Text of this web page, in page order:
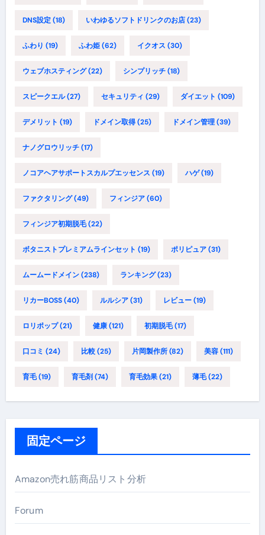
DNS設定(18) いわゆるソフトドリンクのお店(23)
ふわり (19) ふわ姫(62) イクオス (30)
ウェブホスティング(22) シンプリッチ(18)
スピークエル(27) セキュリティ (29) ダイエット (109)
デメリット (19) ドメイン取得(25) ドメイン管理(39)
ナノグロウリッチ(17)
ノコアヘアサポートスカルプエッセンス (19) ハゲ(19)
ファクタリング(49) フィンジア(60)
フィンジア初期脱毛(22)
ボタニストプレミアムラインセット (19) ポリピュア(31)
ムームードメイン(238) ランキング(23)
リカーBOSS(40) ルルシア(31) レビュー(19)
ロリポップ(21) 健康(121) 初期脱毛(17)
口コミ (24) 比較(25) 片岡製作所(82) 美容(111)
育毛(19) 育毛剤 (74) 育毛効果(21) 薄毛(22)
固定ページ
Amazon売れ筋商品リスト分析
Forum